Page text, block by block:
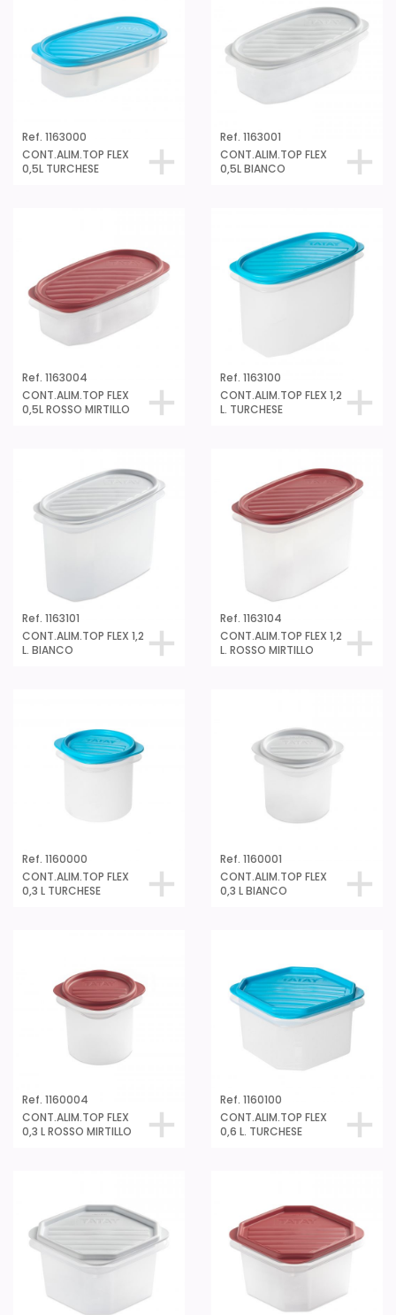
Ref. 1163000
CONT.ALIM.TOP FLEX
0,5L TURCHESE
Ref. 1163001
CONT.ALIM.TOP FLEX
0,5L BIANCO
Ref. 1163004
CONT.ALIM.TOP FLEX
0,5L ROSSO MIRTILLO
Ref. 1163100
CONT.ALIM.TOP FLEX 1,2
L. TURCHESE
Ref. 1163101
CONT.ALIM.TOP FLEX 1,2
L. BIANCO
Ref. 1163104
CONT.ALIM.TOP FLEX 1,2
L. ROSSO MIRTILLO
Ref. 1160000
CONT.ALIM.TOP FLEX
0,3 L TURCHESE
Ref. 1160001
CONT.ALIM.TOP FLEX
0,3 L BIANCO
Ref. 1160004
CONT.ALIM.TOP FLEX
0,3 L ROSSO MIRTILLO
Ref. 1160100
CONT.ALIM.TOP FLEX
0,6 L. TURCHESE